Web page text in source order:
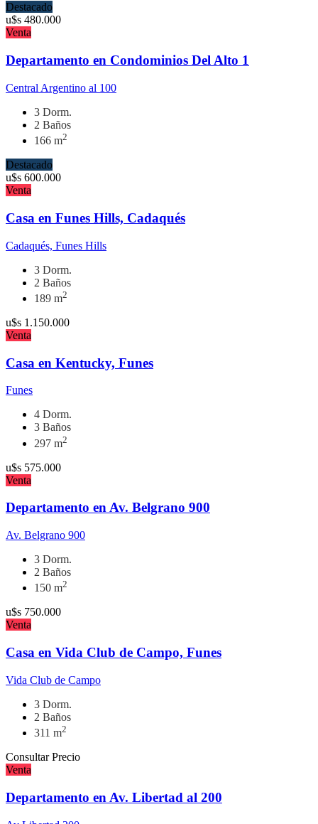
Destacado
u$s 480.000
Venta
Departamento en Condominios Del Alto 1
Central Argentino al 100
3 Dorm.
2 Baños
166 m2
Destacado
u$s 600.000
Venta
Casa en Funes Hills, Cadaqués
Cadaqués, Funes Hills
3 Dorm.
2 Baños
189 m2
u$s 1.150.000
Venta
Casa en Kentucky, Funes
Funes
4 Dorm.
3 Baños
297 m2
u$s 575.000
Venta
Departamento en Av. Belgrano 900
Av. Belgrano 900
3 Dorm.
2 Baños
150 m2
u$s 750.000
Venta
Casa en Vida Club de Campo, Funes
Vida Club de Campo
3 Dorm.
2 Baños
311 m2
Consultar Precio
Venta
Departamento en Av. Libertad al 200